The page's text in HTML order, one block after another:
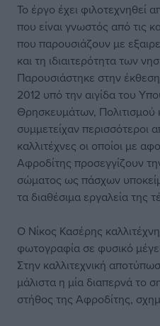
Το έργο έχει φιλοτεχνηθεί
που είναι γνωστός από τις
που παρουσιάζουν με
και τη ιδιαιτερότητα των
Παρουσιάστηκε στην
2012 υπό την αιγίδα του
Θρησκευμάτων, Πολιτισμού
συμμετείχαν περισσότεροι
καλλιτέχνες οι οποίοι με
Αφροδίτης προσεγγίζουν
σώματος ως πάσχων
τα διαθέσιμα εργαλεία της
Ο Νίκος Κασέρης
φωτογραφία σε φυσικό
Στην καλλιτεχνική
μάλιστα η μία διαπερνά το
στήθος της Αφροδίτης,